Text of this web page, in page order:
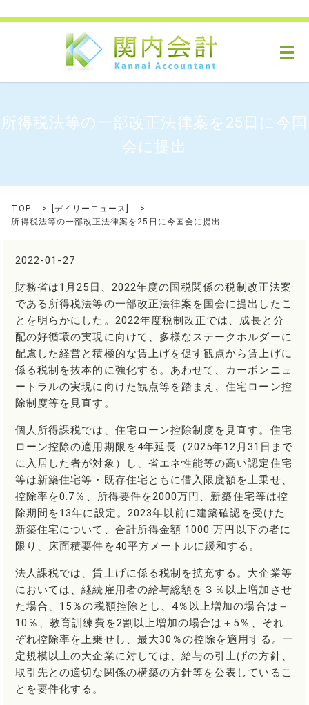
メ
所得税法等の一部改正法律案を25日に今国
会に提出
TOP デイリーニュース
所得税法等の一部改正法律案を25日に今国会に提出
2022-01-27
財務省は1月25日、2022年度の国税関係の税制改正法案
である所得税法等の一部改正法律案を国会に提出したこ
とを明らかにした。2022年度税制改正では、成長と分
配の好循環の実現に向けて、多様なステークホルダーに
配慮した経営と積極的な賃上げを促す観点から賃上げに
係る税制を抜本的に強化する。あわせて、カーボンニュ
ートラルの実現に向けた観点等を踏まえ、住宅ローン控
除制度等を見直す。
個人所得課税では、住宅ローン控除制度を見直す。住宅
ローン控除の適用期限を4年延長（2025年12月31日まで
に入居した者が対象）し、省エネ性能等の高い認定住宅
等は新築住宅等・既存住宅ともに借入限度額を上乗せ、
控除率を0.7％、所得要件を2000万円、新築住宅等は控
除期間を13年に設定。2023年以前に建築確認を受けた
新築住宅について、合計所得金額 1000 万円以下の者に
限り、床面積要件を40平方メートルに緩和する。
法人課税では、賃上げに係る税制を拡充する。大企業等
においては、継続雇用者の給与総額を３％以上増加させ
た場合、15％の税額控除とし、4％以上増加の場合は＋
10％、教育訓練費を2割以上増加の場合は＋5％、それ
ぞれ控除率を上乗せし、最大30％の控除を適用する。一
定規模以上の大企業に対しては、給与の引上げの方針、
取引先との適切な関係の構築の方針等を公表しているこ
とを要件化する。